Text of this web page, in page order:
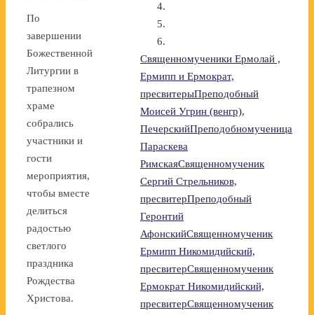
По
завершении
Божественной
Литургии в
трапезном
храме
собрались
участники и
гости
мероприятия,
чтобы вместе
делиться
радостью
светлого
праздника
Рождества
Христова.
Священномученики Ермолай ,
Ермипп и Ермократ,
пресвитерыПреподобный
Моисей Угрин (венгр),
ПечерскийПреподобномученица
Параскева
РимскаяСвященномученик
Сергий Стрельников,
пресвитерПреподобный
Геронтий
АфонскийСвященномученик
Ермипп Никомидийский,
пресвитерСвященномученик
Ермократ Никомидийский,
пресвитерСвященномученик